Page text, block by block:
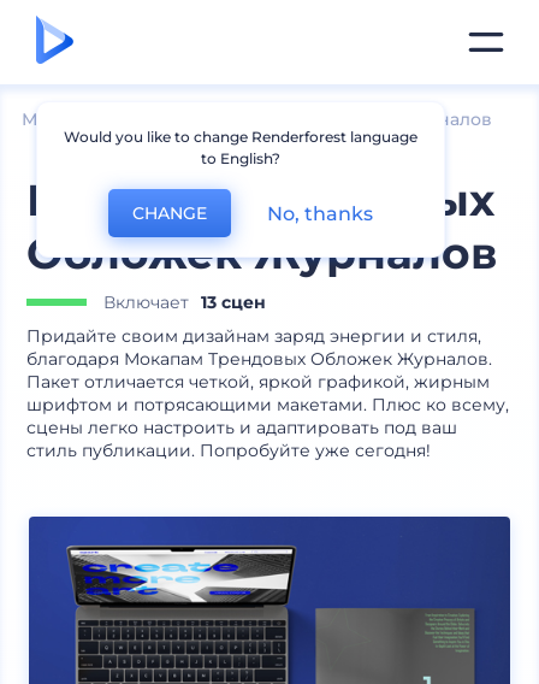
Мокапы Мокапы журналов
Мокапы Трендовых
Обложек Журналов
Включает 13 сцен
Придайте своим дизайнам заряд энергии и стиля,
благодаря Мокапам Трендовых Обложек Журналов.
Пакет отличается четкой, яркой графикой, жирным
шрифтом и потрясающими макетами. Плюс ко всему,
сцены легко настроить и адаптировать под ваш
стиль публикации. Попробуйте уже сегодня!
Would you like to change Renderforest language
to English?
CHANGE No, thanks